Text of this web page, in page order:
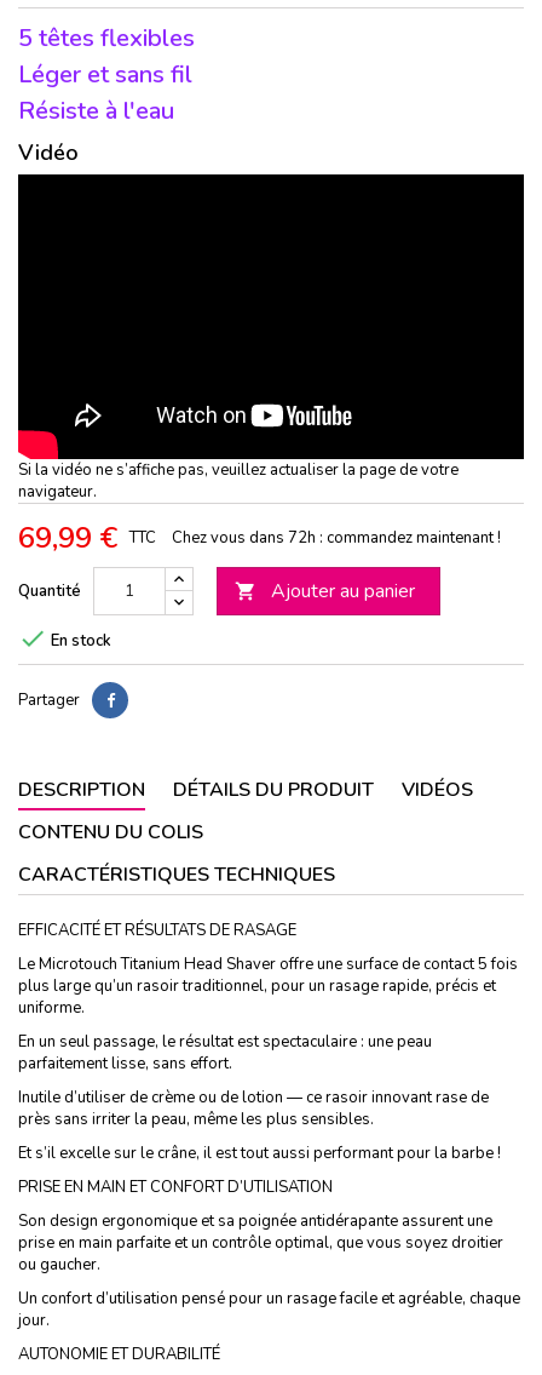
5 têtes flexibles
Léger et sans fil
Résiste à l'eau
Vidéo
Si la vidéo ne s’affiche pas, veuillez actualiser la page de votre
navigateur.
69,99 € TTC Chez vous dans 72h : commandez maintenant !
Quantité  Ajouter au panier
 En stock
Partager
DESCRIPTION DÉTAILS DU PRODUIT
VIDÉOS
CONTENU DU COLIS
CARACTÉRISTIQUES TECHNIQUES
EFFICACITÉ ET RÉSULTATS DE RASAGE
Le Microtouch Titanium Head Shaver offre une surface de contact 5 fois
plus large qu’un rasoir traditionnel, pour un rasage rapide, précis et
uniforme.
En un seul passage, le résultat est spectaculaire : une peau
parfaitement lisse, sans effort.
Inutile d’utiliser de crème ou de lotion — ce rasoir innovant rase de
près sans irriter la peau, même les plus sensibles.
Et s’il excelle sur le crâne, il est tout aussi performant pour la barbe !
PRISE EN MAIN ET CONFORT D’UTILISATION
Son design ergonomique et sa poignée antidérapante assurent une
prise en main parfaite et un contrôle optimal, que vous soyez droitier
ou gaucher.
Un confort d’utilisation pensé pour un rasage facile et agréable, chaque
jour.
AUTONOMIE ET DURABILITÉ